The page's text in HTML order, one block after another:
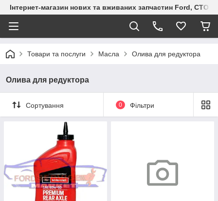
Інтернет-магазин нових та вживаних запчастин Ford, СТО
Товари та послуги Масла Олива для редуктора
Олива для редуктора
Сортування 0 Фільтри